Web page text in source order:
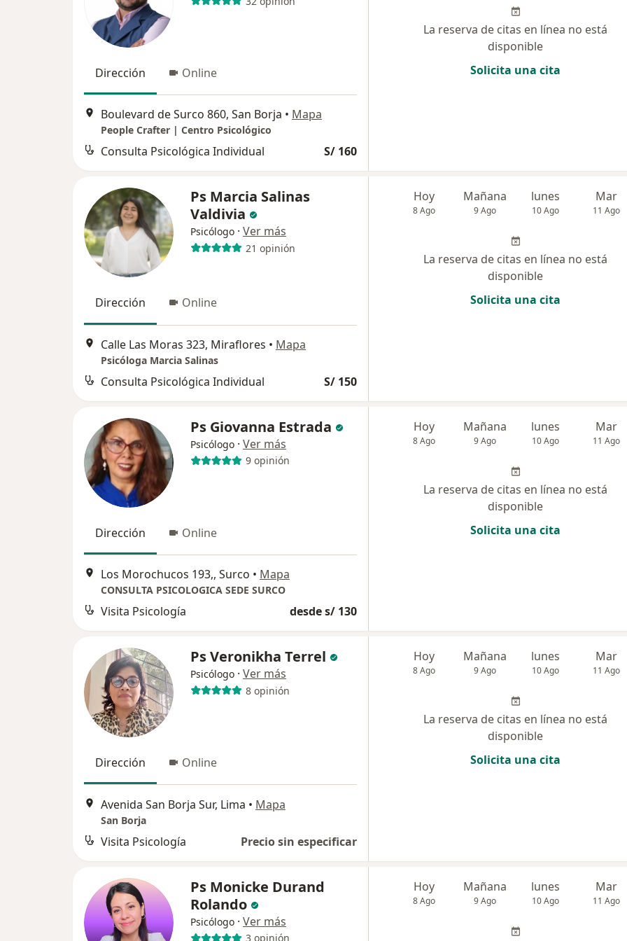
Dirección Online
Boulevard de Surco 860, San Borja • Mapa
People Crafter | Centro Psicológico
Consulta Psicológica Individual S/ 160
La reserva de citas en línea no está
disponible
Solicita una cita
Ps Marcia Salinas
Valdivia
Psicólogo · Ver más
21 opinión
Dirección Online
Calle Las Moras 323, Miraflores • Mapa
Psicóloga Marcia Salinas
Consulta Psicológica Individual S/ 150
Hoy
8 Ago
Mañana
9 Ago
lunes
10 Ago
Mar
11 Ago
La reserva de citas en línea no está
disponible
Solicita una cita
Ps Giovanna Estrada
Psicólogo · Ver más
9 opinión
Dirección Online
Los Morochucos 193,, Surco • Mapa
CONSULTA PSICOLOGICA SEDE SURCO
Visita Psicología desde s/ 130
Hoy
8 Ago
Mañana
9 Ago
lunes
10 Ago
Mar
11 Ago
La reserva de citas en línea no está
disponible
Solicita una cita
Ps Veronikha Terrel
Psicólogo · Ver más
8 opinión
Dirección Online
Avenida San Borja Sur, Lima • Mapa
San Borja
Visita Psicología Precio sin especificar
Hoy
8 Ago
Mañana
9 Ago
lunes
10 Ago
Mar
11 Ago
La reserva de citas en línea no está
disponible
Solicita una cita
Ps Monicke Durand
Rolando
Psicólogo · Ver más
3 opinión
Hoy
8 Ago
Mañana
9 Ago
lunes
10 Ago
Mar
11 Ago